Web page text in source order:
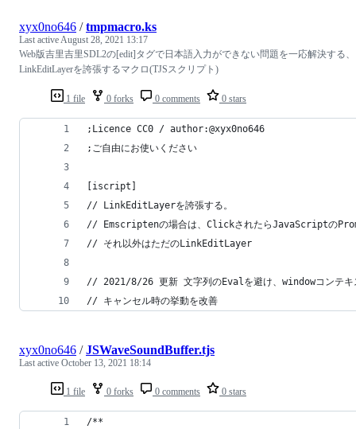
1 file 0 forks 0 comments 0 stars
xyx0no646 /tmpmacro.ks
Last activeAugust 28, 2021 13:17
Web版吉里吉里SDL2の[edit]タグで日本語入力ができない問題を一応解決する、
LinkEditLayerを誇張するマクロ(TJSスクリプト)
;Licence CC0 / author:@xyx0no646
;ご自由にお使いください
[iscript]
// LinkEditLayerを誇張する。
// Emscriptenの場合は、ClickされたらJavaScriptの
// それ以外はただのLinkEditLayer
// 2021/8/26 更新 文字列のEvalを避け、windowコンテキ
// キャンセル時の挙動を改善
1 file 0 forks 0 comments 0 stars
xyx0no646 /JSWaveSoundBuffer.tjs
Last active October 13, 2021 18:14
/**